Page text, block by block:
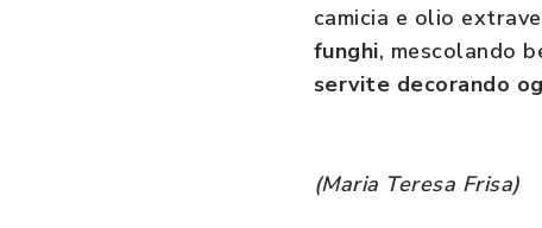
camicia e olio
funghi, mescolando
servite decorando
(Maria Teresa Frisa)